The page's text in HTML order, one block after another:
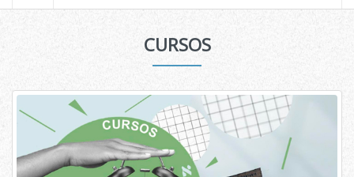
CURSOS